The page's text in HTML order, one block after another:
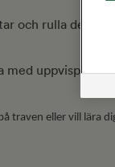
och rulla dem
med uppvispat
traven eller vill lära